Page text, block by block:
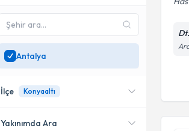
Antalya
İlçe Konyaaltı
Yakınımda Ara